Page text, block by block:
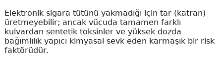
Elektronik sigara tütünü yakmadığı için tar (katran)
üretmeyebilir; ancak vücuda tamamen farklı
kulvardan sentetik toksinler ve yüksek dozda
bağımlılık yapıcı kimyasal sevk eden karmaşık bir risk
faktörüdür.